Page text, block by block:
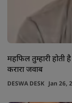
महफिल तुम्हारी होती
करारा जवाब
DESWA DESK Jan 26,